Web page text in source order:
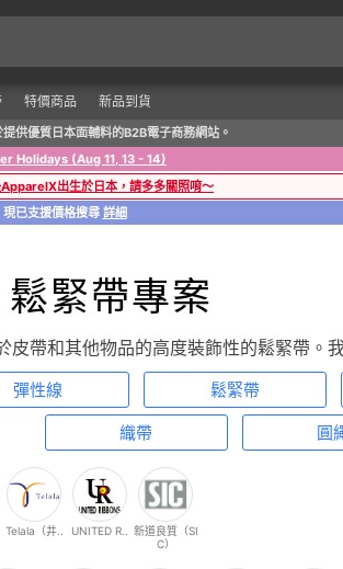
特價商品 新品到貨
供優質日本面輔料的B2B電子商務網站。
Holidays (Aug 11, 13 - 14)
出生於日本，請多多關照唷～
現已支援價格搜尋 詳細
鬆緊帶專案
帶和其他物品的高度裝飾性的鬆緊帶。
彈性線 鬆緊帶
織帶 圓
Telala（井.. UNITED R..
新道良質（SI
C）